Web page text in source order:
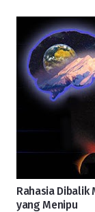
Rahasia Dibalik
yang Menipu